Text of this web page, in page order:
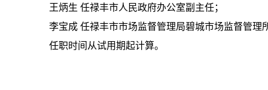
王炳生 任禄丰市人民政府办公室副主任；
李宝成 任禄丰市市场监督管理局碧城市场监督管理
任职时间从试用期起计算。